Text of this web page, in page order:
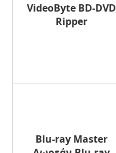
VideoByte BD-DVD
Ripper
Blu-ray Master